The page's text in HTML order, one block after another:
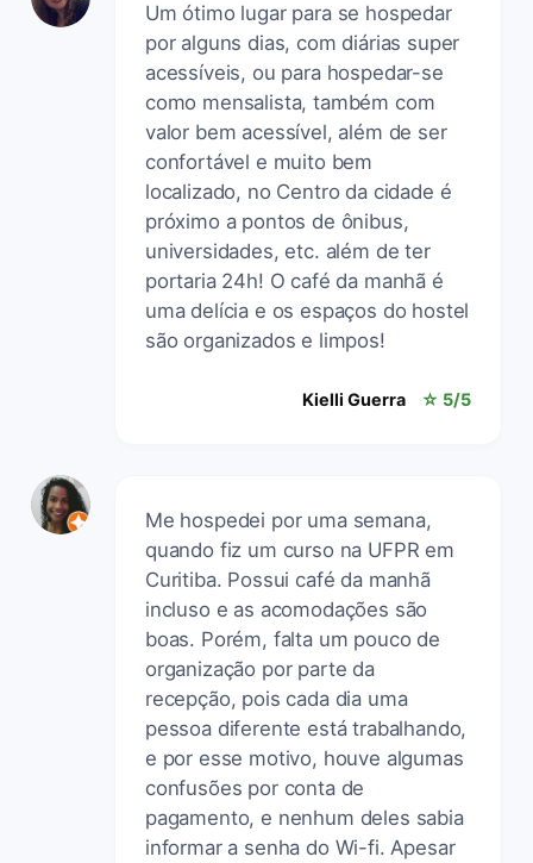
Um ótimo lugar para se hospedar
por alguns dias, com diárias super
acessíveis, ou para hospedar-se
como mensalista, também com
valor bem acessível, além de ser
confortável e muito bem
localizado, no Centro da cidade é
próximo a pontos de ônibus,
universidades, etc. além de ter
portaria 24h! O café da manhã é
uma delícia e os espaços do hostel
são organizados e limpos!
Kielli Guerra ☆ 5/5
Me hospedei por uma semana,
quando fiz um curso na UFPR em
Curitiba. Possui café da manhã
incluso e as acomodações são
boas. Porém, falta um pouco de
organização por parte da
recepção, pois cada dia uma
pessoa diferente está trabalhando,
e por esse motivo, houve algumas
confusões por conta de
pagamento, e nenhum deles sabia
informar a senha do Wi-fi. Apesar